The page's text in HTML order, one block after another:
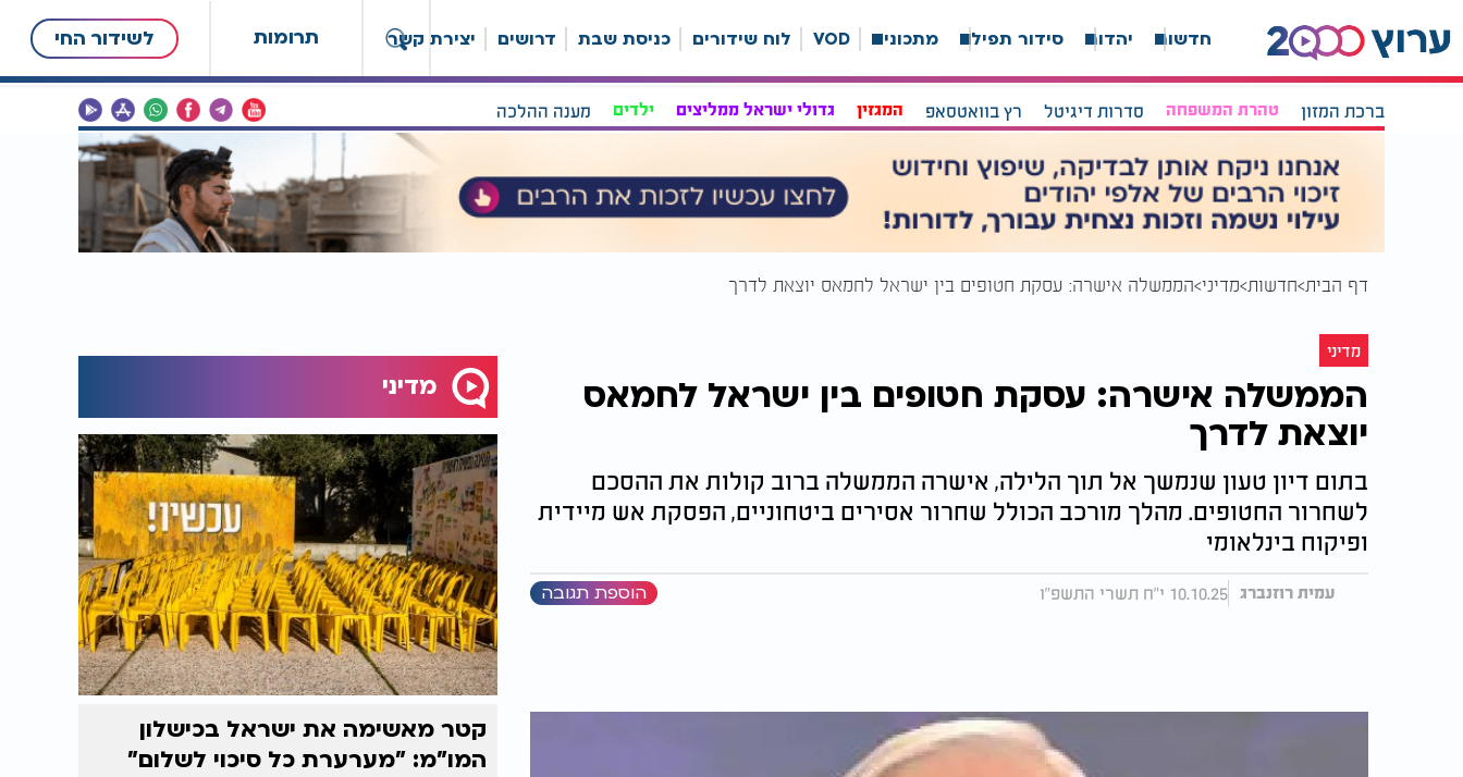
תרומות לשידור החי חדשות יהדות סידור תפילה מתכונים VOD לוח שידורים כניסת שבת דרושים יצירת קשר
ברכת המזון טהרת המשפחה סדרות דיגיטל רץ בוואטסאפ המגזין גדולי ישראל ממליצים ילדים מענה ההלכה
דף הבית חדשות מדיני הממשלה אישרה: עסקת חטופים בין ישראל לחמאס יוצאת לדרך
מדיני
הממשלה אישרה: עסקת חטופים בין ישראל לחמאס
יוצאת לדרך
בתום דיון טעון שנמשך אל תוך הלילה, אישרה הממשלה ברוב קולות את ההסכם
לשחרור החטופים. מהלך מורכב הכולל שחרור אסירים ביטחוניים, הפסקת אש מיידית
ופיקוח בינלאומי
עמית רוזנברג 10.10.25 י"ח תשרי התשפ"ו הוספת תגובה
מדיני
קטר מאשימה את ישראל בכישלון
המו"מ: "מערערת כל סיכוי לשלום"